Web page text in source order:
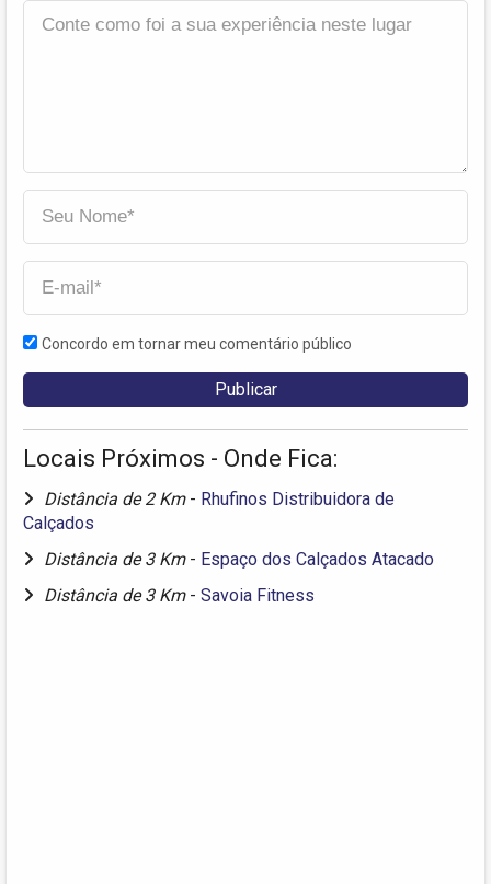
Concordo em tornar meu comentário público
Locais Próximos - Onde Fica:
Distância de 2 Km - Rhufinos Distribuidora de
Calçados
Distância de 3 Km - Espaço dos Calçados Atacado
Distância de 3 Km - Savoia Fitness